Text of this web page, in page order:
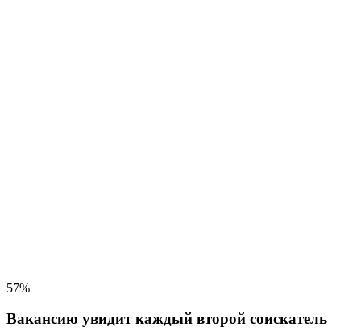
57%
Вакансию увидит каждый второй соискатель